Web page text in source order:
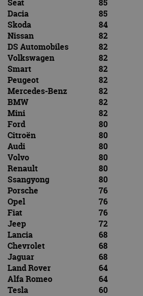
Seat
85
Dacia
85
Skoda
84
Nissan
82
DS Automobiles
82
Volkswagen
82
Smart
82
Peugeot
82
Mercedes-Benz
82
BMW
82
Mini
82
Ford
80
Citroën
80
Audi
80
Volvo
80
Renault
80
Ssangyong
80
Porsche
76
Opel
76
Fiat
76
Jeep
72
Lancia
68
Chevrolet
68
Jaguar
68
Land Rover
64
Alfa Romeo
64
Tesla
60